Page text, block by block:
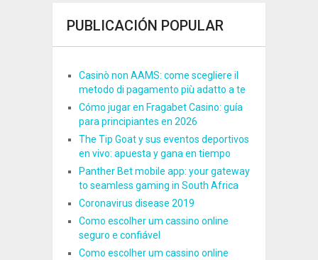
PUBLICACIÓN POPULAR
Casinò non AAMS: come scegliere il
metodo di pagamento più adatto a te
Cómo jugar en Fragabet Casino: guía
para principiantes en 2026
The Tip Goat y sus eventos deportivos
en vivo: apuesta y gana en tiempo
Panther Bet mobile app: your gateway
to seamless gaming in South Africa
Coronavirus disease 2019
Como escolher um cassino online
seguro e confiável
Como escolher um cassino online